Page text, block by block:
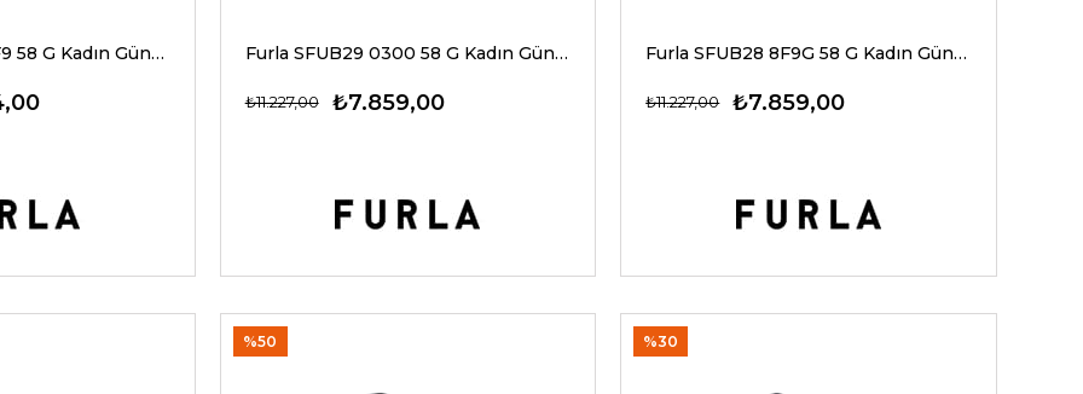
Furla SFUB29 08F9 58 G Kadın Güneş Gözlükleri Furla SFUB29 0300 58 G Kadın Güneş Gözlükleri
₺7.859,00
₺11.227,00
Furla SFUB28 8F9G 58 G Kadın Güneş Gözlükleri
₺7.859,00
₺11.227,00
%50 %30